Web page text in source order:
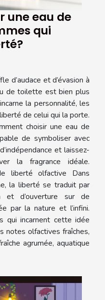
une eau de
qui
d’audace et d’évasion à
de toilette est bien plus
la personnalité, les
de celui qui la porte.
choisir une eau de
de symboliser avec
et laissez-
la fragrance idéale.
liberté olfactive Dans
la liberté se traduit par
et d’ouverture sur de
par la nature et l’infini.
qui incarnent cette idée
notes olfactives fraîches,
agrumée, aquatique